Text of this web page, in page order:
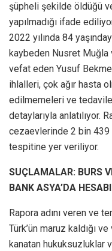
şüpheli şekilde öldüğü
yapılmadığı ifade
2022 yılında 84
kaybeden Nusret Muğla
vefat eden Yusuf
ihlalleri, çok ağır hasta
edilmemeleri ve
detaylarıyla anlatılıyor.
cezaevlerinde 2 bin 439
tespitine yer veriliyor.
SUÇLAMALAR: BURS
BANK ASYA’DA
Rapora adını veren ve
Türk’ün maruz kaldığı
kanatan hukuksuzluklar